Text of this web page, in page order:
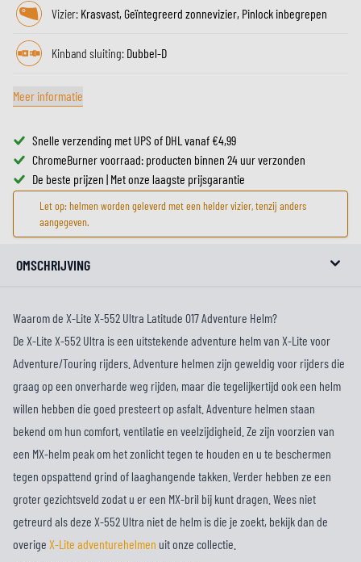
Vizier: Krasvast, Geïntegreerd zonnevizier, Pinlock inbegrepen
Kinband sluiting: Dubbel-D
Meer informatie
Snelle verzending met UPS of DHL vanaf €4,99
ChromeBurner voorraad: producten binnen 24 uur verzonden
De beste prijzen | Met onze laagste prijsgarantie
Let op: helmen worden geleverd met een helder vizier, tenzij anders
aangegeven.
OMSCHRIJVING
Waarom de X-Lite X-552 Ultra Latitude 017 Adventure Helm?
De X-Lite X-552 Ultra is een uitstekende adventure helm van X-Lite voor
Adventure/Touring rijders. Adventure helmen zijn geweldig voor rijders die
graag op een onverharde weg rijden, maar die tegelijkertijd ook een helm
willen hebben die goed presteert op asfalt. Adventure helmen staan
bekend om hun comfort, ventilatie en veelzijdigheid. Ze zijn voorzien van
een MX-helm peak om het zonlicht tegen te houden en u te beschermen
tegen opspattend grind of laaghangende takken. Verder hebben ze een
groter gezichtsveld zodat u er een MX-bril bij kunt dragen. Wees niet
getreurd als deze X-552 Ultra niet de helm is die je zoekt, bekijk dan de
overige X-Lite adventurehelmen uit onze collectie.